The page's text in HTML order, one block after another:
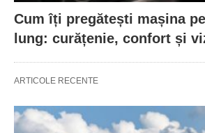
Cum îți pregătești mașina
lung: curățenie, confort și
ARTICOLE RECENTE